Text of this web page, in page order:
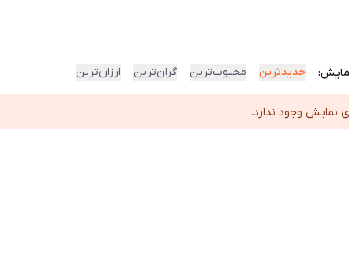
جدیدترین محبوب‌ترین گران‌ترین ارزان‌ترین
نمایش وجود ندارد.